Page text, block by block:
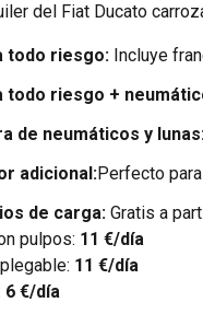
del Fiat Ducato
todo riesgo: Incluye
todo riesgo +
de neumáticos y
adicional:Perfecto
de carga: Gratis a
pulpos: 11 €/día
11 €/día
6 €/día